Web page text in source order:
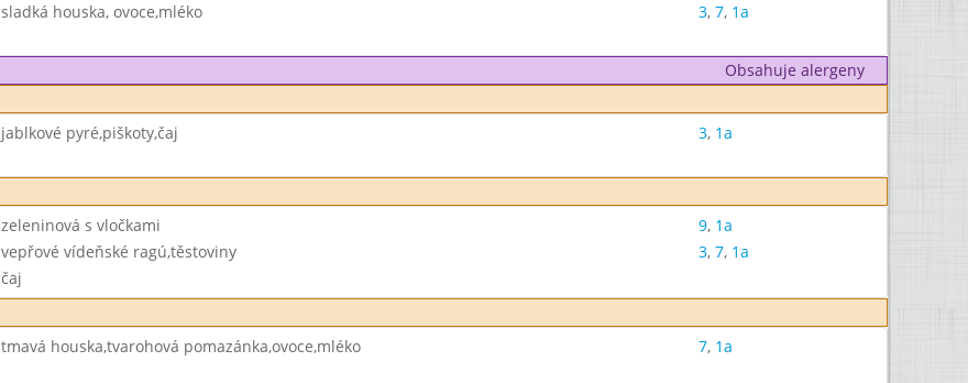
sladká houska, ovoce,mléko 3, 7, 1a
Obsahuje alergeny
jablkové pyré,piškoty,čaj 3, 1a
zeleninová s vločkami 9, 1a
vepřové vídeňské ragú,těstoviny 3, 7, 1a
čaj
tmavá houska,tvarohová pomazánka,ovoce,mléko 7, 1a